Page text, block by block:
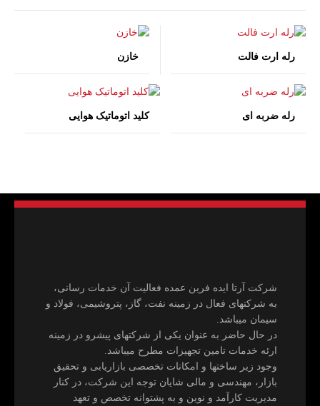
رله ارت فالت خازن
رله ضربه ای کلید اتوماتیک هوایی
شرکت آرتا ایده فرین عمده فعالیت آن خدمات رسانی،
به شرکتهای فعال در زمینه نفت، گاز، پتروشیمی، فولاد و
سیمان میباشد.
در حال حاضر به عنوان یکی از شرکتهای پیشرو در زمینه
ارئه خدمات تامین تجهیزات مطرح میباشد.
وجود زیر ساختها و امکانات تخصصی بازاریابی و تحقیق
بازار، مهندسی و مالی شایان توجه این شرکت، در کنار
مدیریت کارآمد و نوین و به پشتوانه تخصص و تعهد